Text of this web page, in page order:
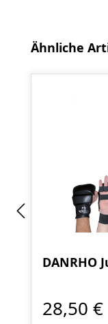
Produktgalerie
Ähnliche
DANRHO
28,50 €